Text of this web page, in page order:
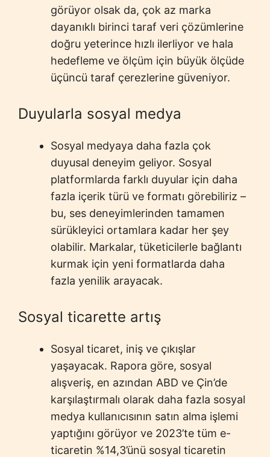
görüyor olsak da, çok az marka
dayanıklı birinci taraf veri çözümlerine
doğru yeterince hızlı ilerliyor ve hala
hedefleme ve ölçüm için büyük ölçüde
üçüncü taraf çerezlerine güveniyor.
Duyularla sosyal medya
Sosyal medyaya daha fazla çok
duyusal deneyim geliyor. Sosyal
platformlarda farklı duyular için daha
fazla içerik türü ve formatı görebiliriz –
bu, ses deneyimlerinden tamamen
sürükleyici ortamlara kadar her şey
olabilir. Markalar, tüketicilerle bağlantı
kurmak için yeni formatlarda daha
fazla yenilik arayacak.
Sosyal ticarette artış
Sosyal ticaret, iniş ve çıkışlar
yaşayacak. Rapora göre, sosyal
alışveriş, en azından ABD ve Çin’de
karşılaştırmalı olarak daha fazla sosyal
medya kullanıcısının satın alma işlemi
yaptığını görüyor ve 2023’te tüm e-
ticaretin %14,3’ünü sosyal ticaretin